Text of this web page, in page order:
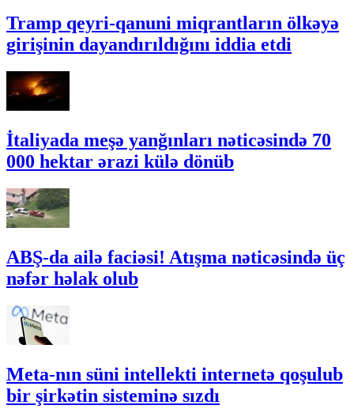
Tramp qeyri-qanuni miqrantların ölkəyə
girişinin dayandırıldığını iddia etdi
İtaliyada meşə yanğınları nəticəsində 70
000 hektar ərazi külə dönüb
ABŞ-da ailə faciəsi! Atışma nəticəsində üç
nəfər həlak olub
Meta-nın süni intellekti internetə qoşulub
bir şirkətin sisteminə sızdı